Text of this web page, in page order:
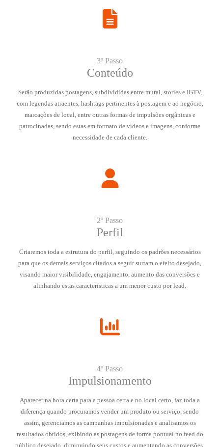
3º Passo
Conteúdo
Serão produzidas postagens, subdivididas entre mural, stories e IGTV,
com legendas atraentes, hashtags pertinentes à postagem e ao negócio,
marcações de local, entre outras formas de impulsões orgânicas e
patrocinadas, sendo estas em formato de vídeos e imagens, conforme
necessidade de cada cliente.
2º Passo
Perfil
Criaremos toda a estrutura do perfil, seguindo os padrões necessários
para que os demais serviços citados a seguir surtam o efeito desejado,
visando maior visibilidade, engajamento, aumento das conversões e
alinhando estas características a um menor custo por lead.
4º Passo
Impulsionamento
Aparecer na hora certa para a pessoa certa e no local certo, faz toda a
diferença quando procuramos vender um produto ou serviço, sendo
assim, gerenciamos as campanhas impulsionadas e analisamos os
resultados obtidos, exibindo as postagens de forma pontual no feed do
público desejado, diminuindo seus custos e aumentando as conversões.